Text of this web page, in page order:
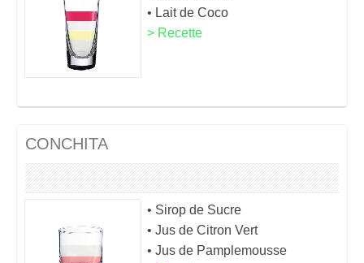
• Lait de Coco
> Recette
CONCHITA
• Sirop de Sucre
• Jus de Citron Vert
• Jus de Pamplemousse